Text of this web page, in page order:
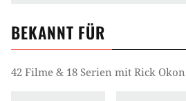
BEKANNT FÜR
42 Filme & 18 Serien mit Rick Okon